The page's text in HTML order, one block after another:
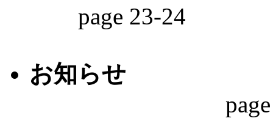
page 23-24
お知らせ